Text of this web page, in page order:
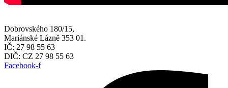
Dobrovského 180/15,
Mariánské Lázně 353 01.
IČ: 27 98 55 63
DIČ: CZ 27 98 55 63
Facebook-f